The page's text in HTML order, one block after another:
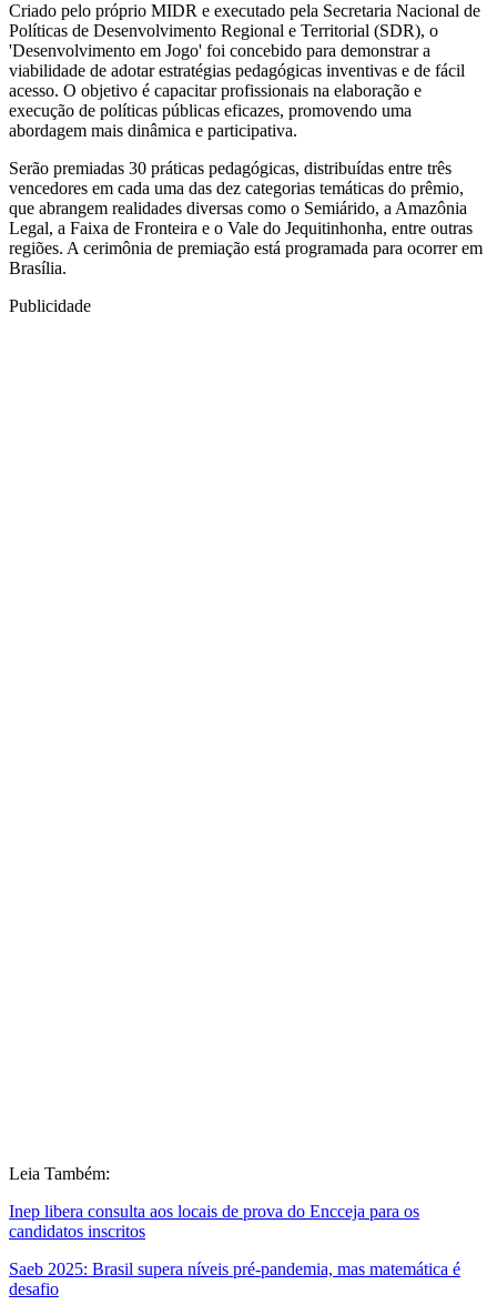
Criado pelo próprio MIDR e executado pela Secretaria Nacional de
Políticas de Desenvolvimento Regional e Territorial (SDR), o
'Desenvolvimento em Jogo' foi concebido para demonstrar a
viabilidade de adotar estratégias pedagógicas inventivas e de fácil
acesso. O objetivo é capacitar profissionais na elaboração e
execução de políticas públicas eficazes, promovendo uma
abordagem mais dinâmica e participativa.
Serão premiadas 30 práticas pedagógicas, distribuídas entre três
vencedores em cada uma das dez categorias temáticas do prêmio,
que abrangem realidades diversas como o Semiárido, a Amazônia
Legal, a Faixa de Fronteira e o Vale do Jequitinhonha, entre outras
regiões. A cerimônia de premiação está programada para ocorrer em
Brasília.
Publicidade
Leia Também:
Inep libera consulta aos locais de prova do Encceja para os
candidatos inscritos
Saeb 2025: Brasil supera níveis pré-pandemia, mas matemática é
desafio